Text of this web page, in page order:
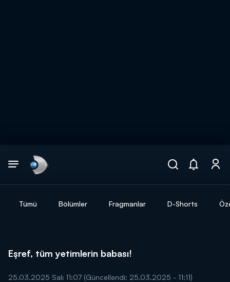
Tümü Bölümler Fragmanlar D-Shorts
Eşref, tüm yetimlerin babası!
25.03.2025 Salı 11:07 (Güncellendi: 25.03.2025 - 11:11)